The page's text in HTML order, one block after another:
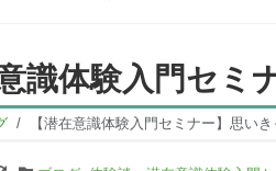
意識体験入門セミ
【潜在意識体験入門セミナー】思い